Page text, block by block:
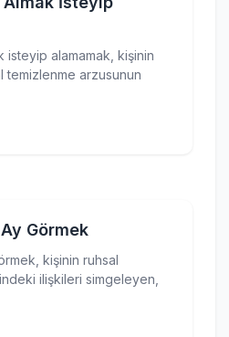
isteyip alamamak, kişinin
temizlenme arzusunun
Görmek
kişinin ruhsal
ilişkileri simgeleyen,